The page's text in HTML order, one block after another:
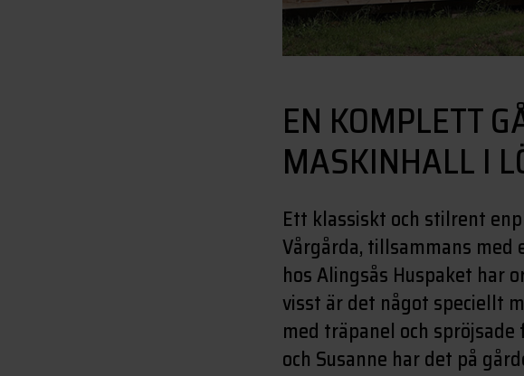
EN KOMPLETT
MASKINHALL I
Ett klassiskt och stilrent
Vårgårda, tillsammans
hos Alingsås Huspaket har
visst är det något speciellt
med träpanel och
och Susanne har det på